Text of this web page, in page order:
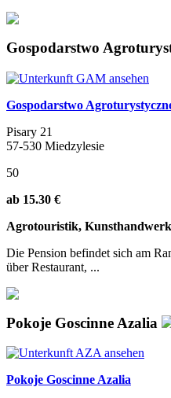
Gospodarstwo
Gospodarstwo
Pisary 21
57-530 Miedzylesie
50
ab 15.30 €
Agrotouristik,
Die Pension befindet sich am
über Restaurant, ...
Pokoje Goscinne Azalia
Pokoje Goscinne Azalia